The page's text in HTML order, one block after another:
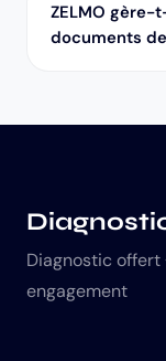
ZELMO
documents
Diagnostic offert
engagement